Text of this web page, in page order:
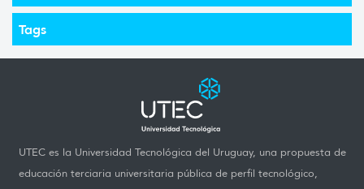
Tags
UTEC es la Universidad Tecnológica del Uruguay, una propuesta de
educación terciaria universitaria pública de perfil tecnológico,